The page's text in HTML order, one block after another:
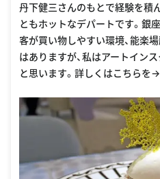
丹下健三さんのもとで経験を積
ともホットなデパートです。銀
客が買い物しやすい環境、能楽
はありますが、私はアートイン
と思います。詳しくはこちらを→